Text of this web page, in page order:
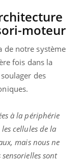
moteur
de notre système
fois dans la
des
à la périphérie
cellules de la
mais nous ne
sont